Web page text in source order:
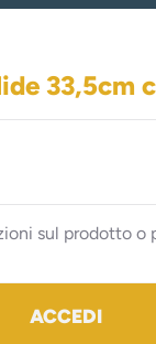
33,5cm
sul prodotto o
ACCEDI